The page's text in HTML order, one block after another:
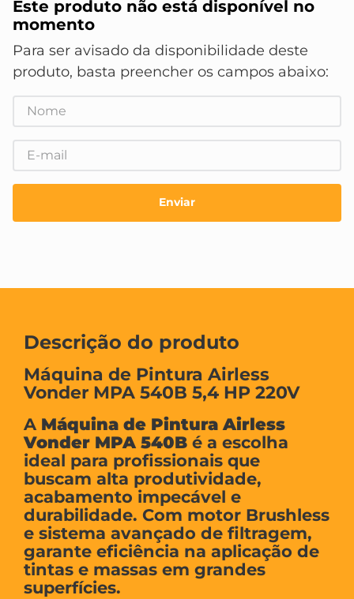
Este produto não está disponível no
momento
Enviar
Descrição do produto
Máquina de Pintura Airless
Vonder MPA 540B 5,4 HP 220V
A Máquina de Pintura Airless
Vonder MPA 540B é a escolha
ideal para profissionais que
buscam alta produtividade,
acabamento impecável e
durabilidade. Com motor Brushless
e sistema avançado de filtragem,
garante eficiência na aplicação de
tintas e massas em grandes
superfícies.
10º fundo preparador